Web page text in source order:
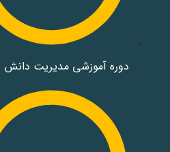
دوره‌ آموزشی مدیریت دانش